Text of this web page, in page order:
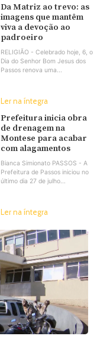
Da Matriz ao trevo: as
imagens que mantêm
viva a devoção ao
padroeiro
RELIGIÃO - Celebrado hoje, 6, o
Dia do Senhor Bom Jesus dos
Passos renova uma...
Ler na íntegra
Prefeitura inicia obra
de drenagem na
Montese para acabar
com alagamentos
Bianca Simionato PASSOS - A
Prefeitura de Passos iniciou no
último dia 27 de julho...
Ler na íntegra